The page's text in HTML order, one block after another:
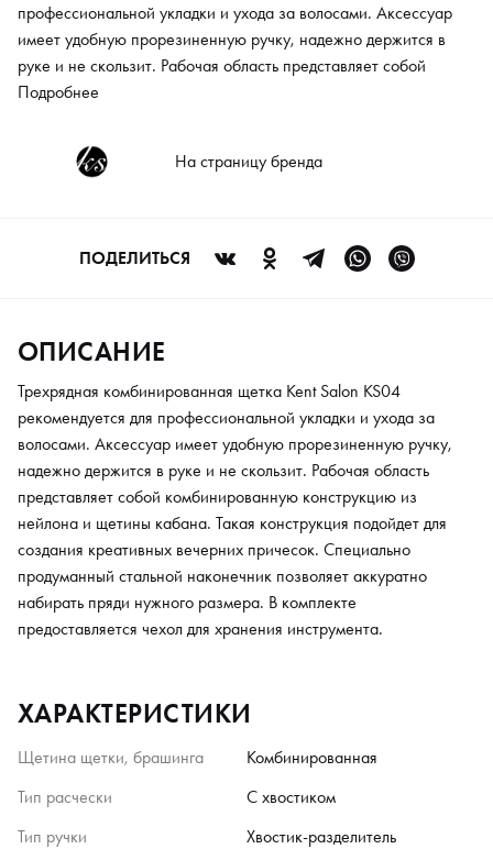
профессиональной укладки и ухода за волосами. Аксессуар
имеет удобную прорезиненную ручку, надежно держится в
руке и не скользит. Рабочая область представляет собой
комбинированную конструкцию из нейлона и щетины кабана.
вечерних причесок. Специально продуманный стальной
наконечник позволяет аккуратно набирать пряди нужного
Подробнее
На страницу бренда
ПОДЕЛИТЬСЯ
ОПИСАНИЕ
Трехрядная комбинированная щетка Kent Salon KS04
рекомендуется для профессиональной укладки и ухода за
волосами. Аксессуар имеет удобную прорезиненную ручку,
надежно держится в руке и не скользит. Рабочая область
представляет собой комбинированную конструкцию из
нейлона и щетины кабана. Такая конструкция подойдет для
создания креативных вечерних причесок. Специально
продуманный стальной наконечник позволяет аккуратно
набирать пряди нужного размера. В комплекте
предоставляется чехол для хранения инструмента.
ХАРАКТЕРИСТИКИ
Щетина щетки, брашинга
Комбинированная
Тип расчески
С хвостиком
Тип ручки
Хвостик-разделитель